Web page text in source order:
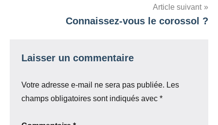
Article suivant
Connaissez-vous le corossol ?
Laisser un commentaire
Votre adresse e-mail ne sera pas publiée. Les
champs obligatoires sont indiqués avec *